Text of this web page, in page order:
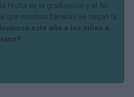
fecha de la graduación y el fin
que muchas familias se hagan la
este año a los niños a